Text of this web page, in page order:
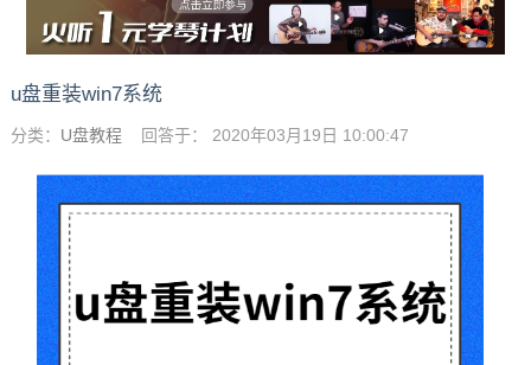
u盘重装win7系统
分类： U盘教程 回答于： 2020年03月19日 10:00:47